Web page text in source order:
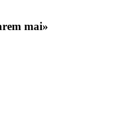
mai»